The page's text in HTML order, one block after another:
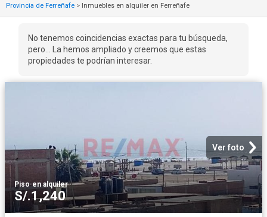
Provincia de Ferreñafe > Inmuebles en alquiler en Ferreñafe
No tenemos coincidencias exactas para tu búsqueda,
pero... La hemos ampliado y creemos que estas
propiedades te podrían interesar.
Ver foto
Piso·en alquiler
S/.1,240